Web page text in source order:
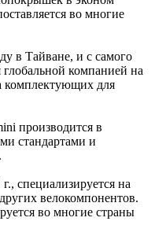
во многие
в Тайване, и с самого
глобальной компанией на
комплектующих для
производится в
стандартами и
специализируется на
велокомпонентов.
во многие страны